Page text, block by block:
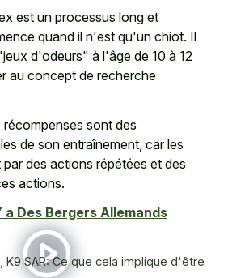
est un processus long et
quand il n'est qu'un chiot. Il
d'odeurs" à l'âge de 10 à 12
au concept de recherche
sont des
de son entraînement, car les
des actions répétées et des
actions.
a Des Bergers Allemands
K9 SAR: Ce que cela implique d'être